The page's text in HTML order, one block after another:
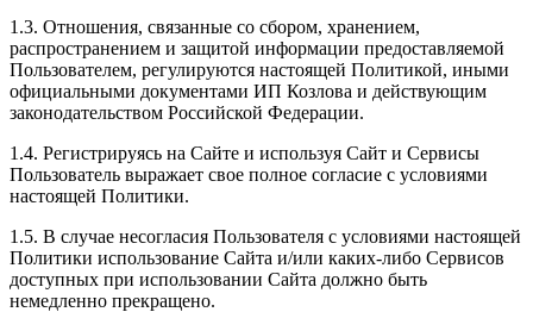
1.3. Отношения, связанные со сбором, хранением,
распространением и защитой информации предоставляемой
Пользователем, регулируются настоящей Политикой, иными
официальными документами ИП Козловa и действующим
законодательством Российской Федерации.
1.4. Регистрируясь на Сайте и используя Сайт и Сервисы
Пользователь выражает свое полное согласие с условиями
настоящей Политики.
1.5. В случае несогласия Пользователя с условиями настоящей
Политики использование Сайта и/или каких-либо Сервисов
доступных при использовании Сайта должно быть
немедленно прекращено.